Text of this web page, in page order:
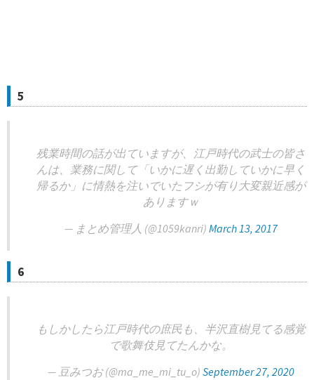
5
残業時間の話が出ていますが、江戸時代の武士の皆さ
んは、業務に関して「いかに遅く出勤していかに早く
帰るか」に情熱を注いでいたフシが有り大変親近感が
ありますｗ
— まとめ管理人 (@1059kanri) March 13, 2017
6
もしかしたら江戸時代の庶民も、半沢直樹見てる感覚
で歌舞伎見てたんかな。
— 豆みつお (@ma_me_mi_tu_o) September 27, 2020